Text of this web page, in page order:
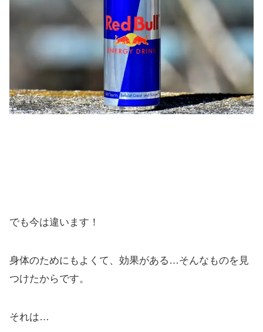
でも今は違います！
身体のためにもよくて、効果がある…そんなものを見
つけたからです。
それは…